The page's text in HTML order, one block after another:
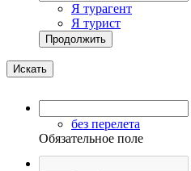
Я турагент
Я турист
Продолжить
Искать
без перелета
Обязательное поле